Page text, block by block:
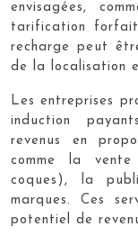
envisagées,
tarification
recharge peut
de la localisation
Les entreprises
induction
revenus en
comme la vente
coques), la
marques. Ces
potentiel de